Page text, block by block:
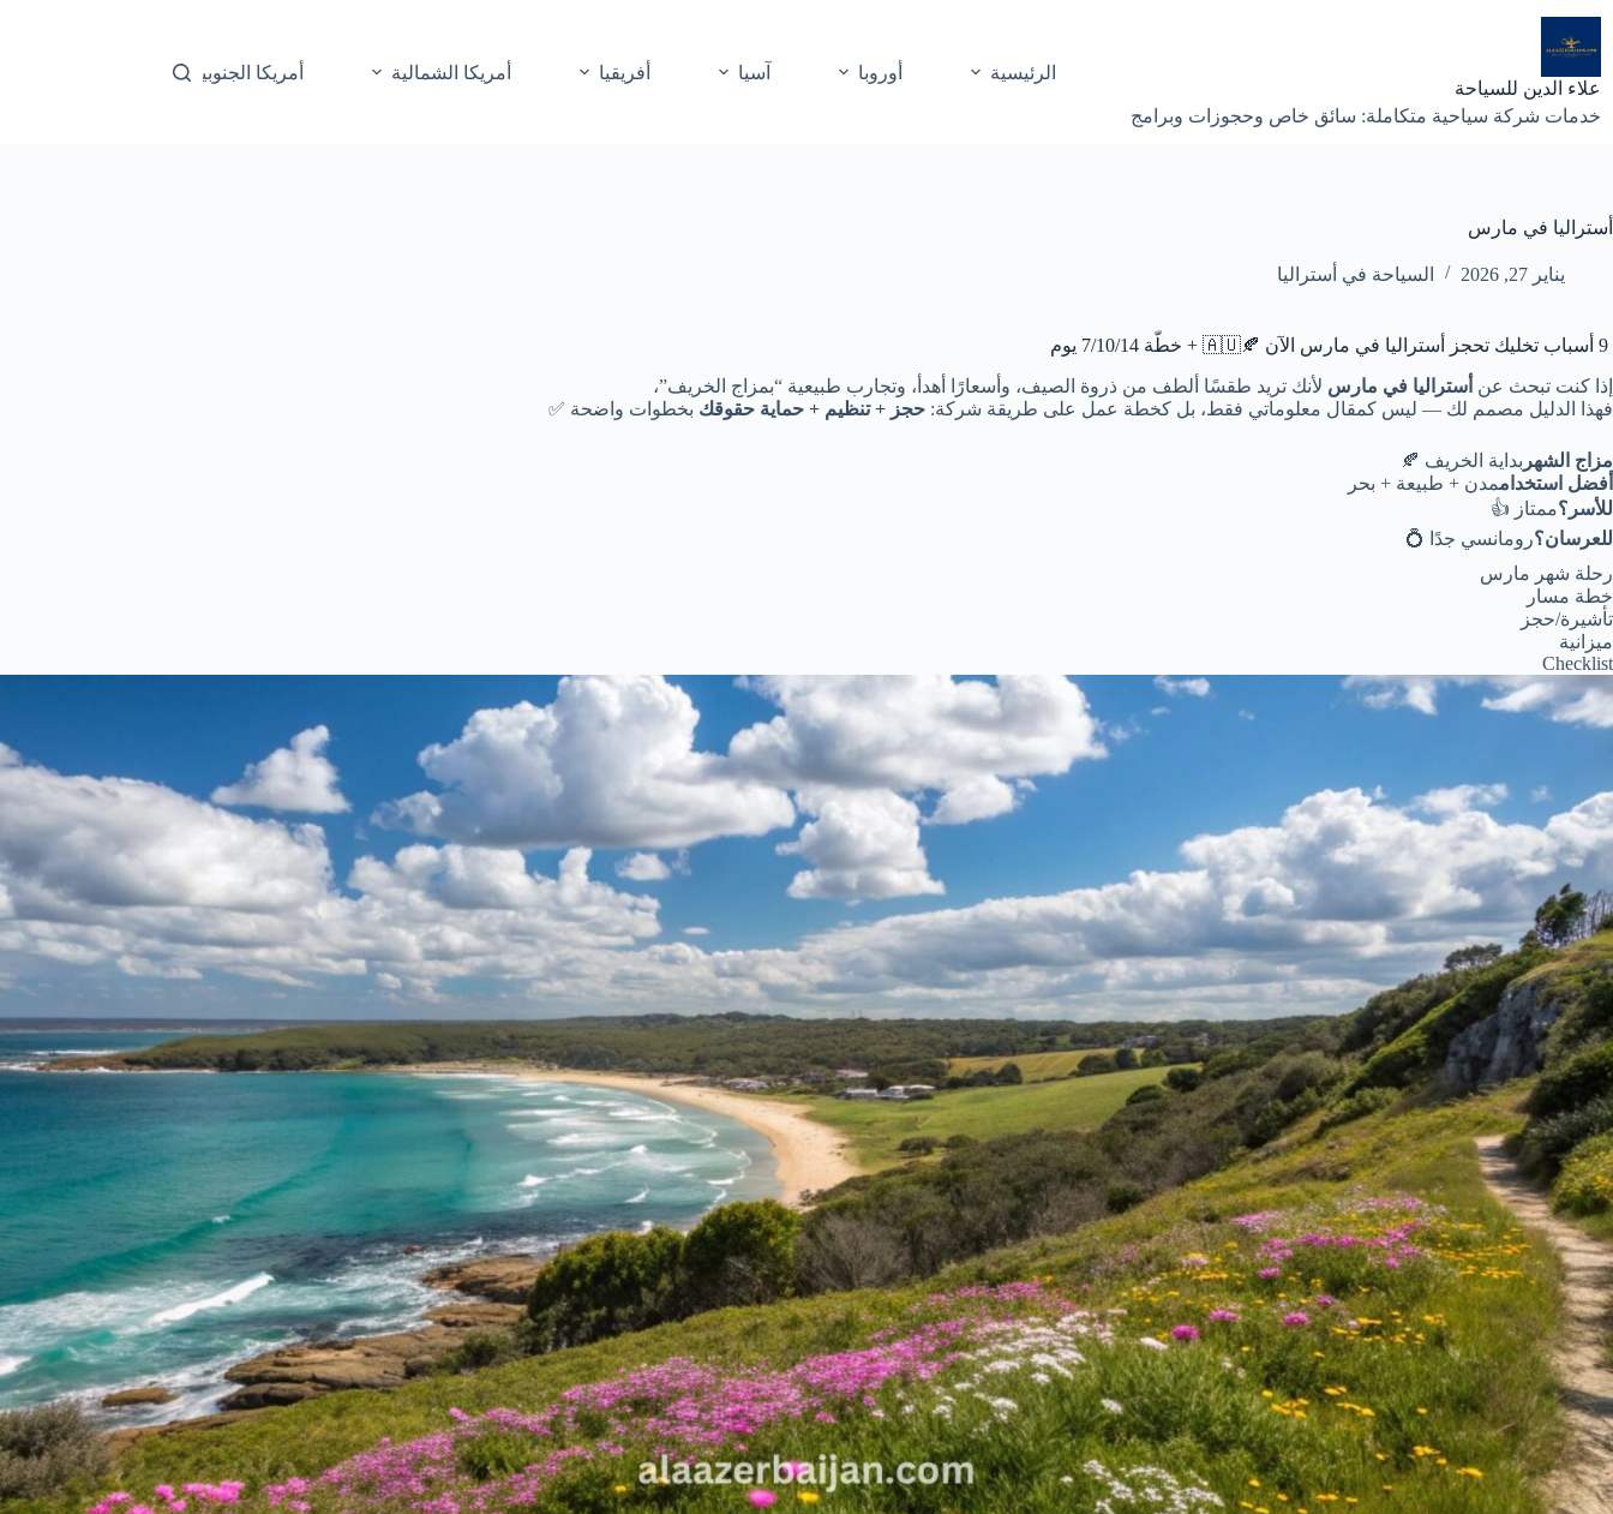
المحتوى
علاء الدين للسياحة
خدمات شركة سياحية متكاملة: سائق خاص وحجوزات وبرامج
الرئيسية أوروبا آسيا أفريقيا أمريكا الشمالية أمريكا الجنوبية
أستراليا في مارس
يناير 27, 2026 السياحة في أستراليا
إذا كنت تبحث عن أستراليا في مارس لأنك تريد طقسًا ألطف من ذروة الصيف، وأسعارًا أهدأ، وتجارب طبيعية “بمزاج الخريف”،
فهذا الدليل مصمم لك — ليس كمقال معلوماتي فقط، بل كخطة عمل على طريقة شركة: حجز + تنظيم + حماية حقوقك بخطوات واضحة ✅
مزاج الشهر بداية الخريف 🍂
أفضل استخداممدن + طبيعة + بحر
للأسر؟ممتاز 👍
للعرسان؟رومانسي جدًا 💍
رحلة شهر مارس
خطة مسار
تأشيرة/حجز
ميزانية
Checklist